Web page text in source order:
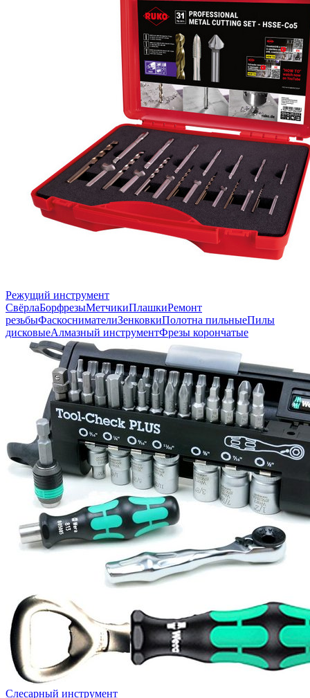
Режущий инструмент
СвёрлаБорфрезыМетчикиПлашкиРемонт
резьбыФаскоснимателиЗенковкиПолотна пильныеПилы
дисковыеАлмазный инструментФрезы корончатые
Слесарный инструмент